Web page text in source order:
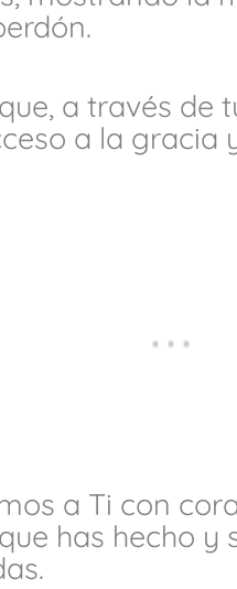
a través de
a la gracia
a Ti con
has hecho y